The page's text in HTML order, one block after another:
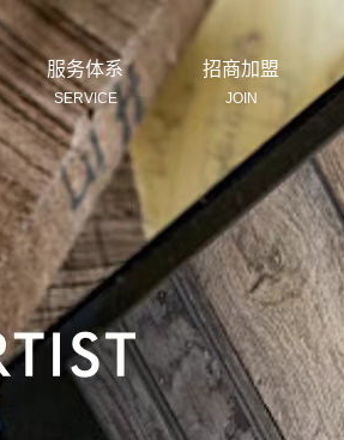
服务体系
SERVICE
招商加盟
JOIN